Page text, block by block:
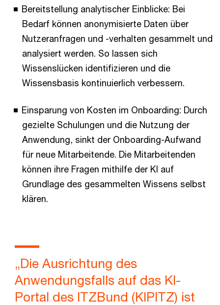
Bereitstellung analytischer Einblicke: Bei
Bedarf können anonymisierte Daten über
Nutzeranfragen und -verhalten gesammelt und
analysiert werden. So lassen sich
Wissenslücken identifizieren und die
Wissensbasis kontinuierlich verbessern.
Einsparung von Kosten im Onboarding: Durch
gezielte Schulungen und die Nutzung der
Anwendung, sinkt der Onboarding-Aufwand
für neue Mitarbeitende. Die Mitarbeitenden
können ihre Fragen mithilfe der KI auf
Grundlage des gesammelten Wissens selbst
klären.
„Die Ausrichtung des
Anwendungsfalls auf das KI-
Portal des ITZBund (KIPITZ) ist